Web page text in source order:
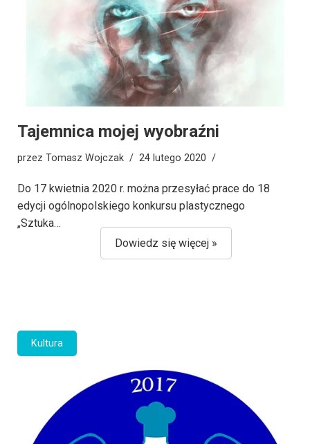
Tajemnica mojej wyobraźni
przez Tomasz Wojczak 24 lutego 2020
Do 17 kwietnia 2020 r. można przesyłać prace do 18
edycji ogólnopolskiego konkursu plastycznego
„Sztuka…
Dowiedz się więcej »
Kultura